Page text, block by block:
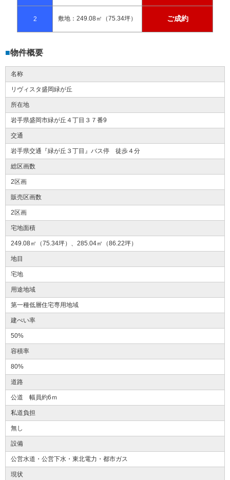
2 敷地：249.08㎡（75.34坪） ご成約
物件概要
名称
リヴィスタ盛岡緑が丘
所在地
岩手県盛岡市緑が丘４丁目３７番9
交通
岩手県交通『緑が丘３丁目』バス停 徒歩４分
総区画数
2区画
販売区画数
2区画
宅地面積
249.08㎡（75.34坪）、285.04㎡（86.22坪）
地目
宅地
用途地域
第一種低層住宅専用地域
建ぺい率
50%
容積率
80%
道路
公道 幅員約6ｍ
私道負担
無し
設備
公営水道・公営下水・東北電力・都市ガス
現状